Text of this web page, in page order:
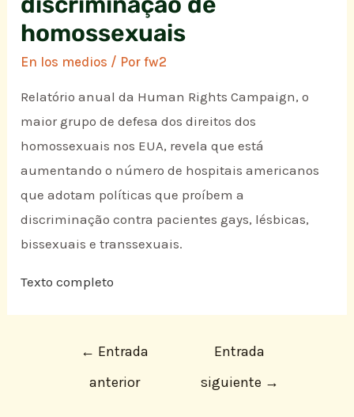
homossexuais
En los medios / Porfw2
Relatório anual da Human Rights Campaign, o
maior grupo de defesa dos direitos dos
homossexuais nos EUA, revela que está
aumentando o número de hospitais americanos
que adotam políticas que proíbem a
discriminação contra pacientes gays, lésbicas,
bissexuais e transsexuais.
Texto completo
← Entrada
anterior
Entrada
siguiente →